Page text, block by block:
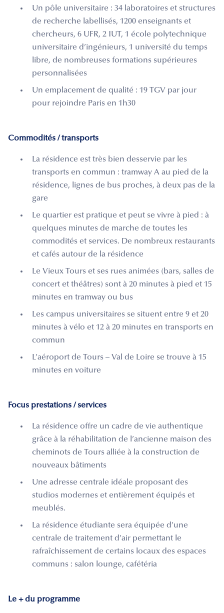
Un pôle universitaire : 34 laboratoires et structures
de recherche labellisés, 1200 enseignants et
chercheurs, 6 UFR, 2 IUT, 1 école polytechnique
universitaire d’ingénieurs, 1 université du temps
libre, de nombreuses formations supérieures
personnalisées
Un emplacement de qualité : 19 TGV par jour
pour rejoindre Paris en 1h30
Commodités / transports
La résidence est très bien desservie par les
transports en commun : tramway A au pied de la
résidence, lignes de bus proches, à deux pas de la
gare
Le quartier est pratique et peut se vivre à pied : à
quelques minutes de marche de toutes les
commodités et services. De nombreux restaurants
et cafés autour de la résidence
Le Vieux Tours et ses rues animées (bars, salles de
concert et théâtres) sont à 20 minutes à pied et 15
minutes en tramway ou bus
Les campus universitaires se situent entre 9 et 20
minutes à vélo et 12 à 20 minutes en transports en
commun
L’aéroport de Tours – Val de Loire se trouve à 15
minutes en voiture
Focus prestations / services
La résidence offre un cadre de vie authentique
grâce à la réhabilitation de l’ancienne maison des
cheminots de Tours alliée à la construction de
nouveaux bâtiments
Une adresse centrale idéale proposant des
studios modernes et entièrement équipés et
meublés.
La résidence étudiante sera équipée d’une
centrale de traitement d’air permettant le
rafraîchissement de certains locaux des espaces
communs : salon lounge, cafétéria
Le + du programme